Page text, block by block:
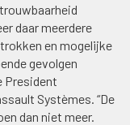
daar meerdere
en mogelijke
gevolgen
President
Systèmes. “De
dan niet meer.